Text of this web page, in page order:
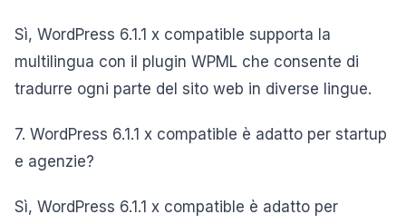
Sì, WordPress 6.1.1 x compatible supporta la
multilingua con il plugin WPML che consente di
tradurre ogni parte del sito web in diverse lingue.
7. WordPress 6.1.1 x compatible è adatto per startup
e agenzie?
Sì, WordPress 6.1.1 x compatible è adatto per